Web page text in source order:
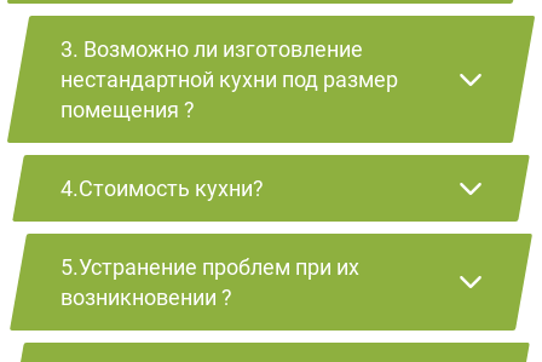
3. Возможно ли изготовление
нестандартной кухни под размер
помещения ?
4.Стоимость кухни?
5.Устранение проблем при их
возникновении ?